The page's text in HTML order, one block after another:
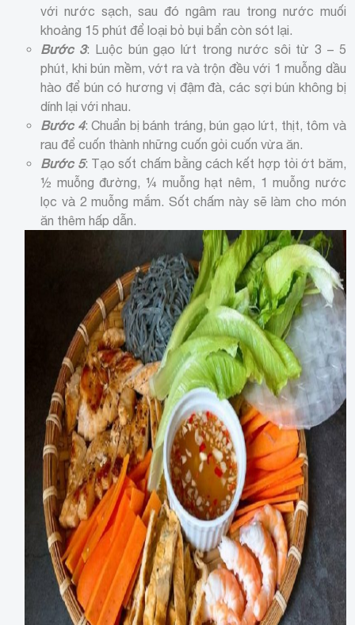
với nước sạch, sau đó ngâm rau trong nước muối
khoảng 15 phút để loại bỏ bụi bẩn còn sót lại.
Bước 3: Luộc bún gạo lứt trong nước sôi từ 3 – 5
phút, khi bún mềm, vớt ra và trộn đều với 1 muỗng dầu
hào để bún có hương vị đậm đà, các sợi bún không bị
dính lại với nhau.
Bước 4: Chuẩn bị bánh tráng, bún gạo lứt, thịt, tôm và
rau để cuốn thành những cuốn gỏi cuốn vừa ăn.
Bước 5: Tạo sốt chấm bằng cách kết hợp tỏi ớt băm,
½ muỗng đường, ¼ muỗng hạt nêm, 1 muỗng nước
lọc và 2 muỗng mắm. Sốt chấm này sẽ làm cho món
ăn thêm hấp dẫn.